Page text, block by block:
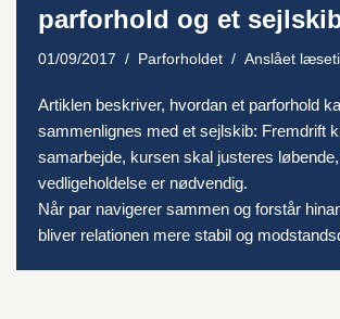
parforhold og et
01/09/2017 Parforholdet Anslået
Artiklen beskriver, hvordan et parforhold
sammenlignes med et sejlskib: Fremdrift
samarbejde, kursen skal justeres
vedligeholdelse er nødvendig.
Når par navigerer sammen og forstår
bliver relationen mere stabil og